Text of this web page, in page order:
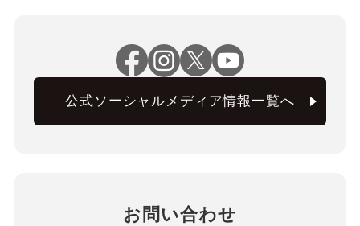
公式ソーシャルメディア情報一覧へ
お問い合わせ